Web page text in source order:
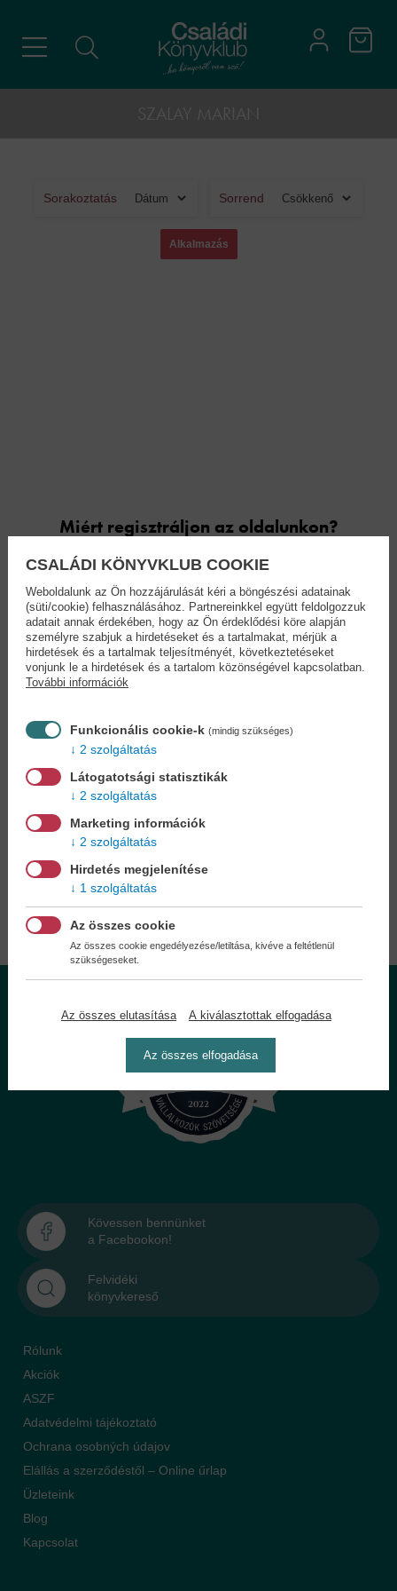
Sorakoztatás Sorrend
Miért regisztráljon az oldalunkon?
Könyvet keres?Nem találja? Bízza ránk kedvenc
könyve beszerzését!Könyvkereső-szolgálat
Otthonában, kényelmesen választhat, vásárolhat
könyvet - tumultus nélkül!
bónuszok- tegye próbára a Könyvklub szolgáltatását
Ön is!
A legelőnyösebb postaköltséggel
Önnek semmiféle kötelezettsége a Családi
Könyvklubbal szemben NINCS -
Kövessen bennünket
a Facebookon!
Felvidéki
könyvkereső
Rólunk
Akciók
ASZF
Adatvédelmi tájékoztató
Ochrana osobných údajov
Elállás a szerződéstől – Online űrlap
Üzleteink
Blog
Kapcsolat
CSALÁDI KÖNYVKLUB COOKIE
Weboldalunk az Ön hozzájárulását kéri a böngészési adatainak
(süti/cookie) felhasználásához. Partnereinkkel együtt feldolgozzuk
adatait annak érdekében, hogy az Ön érdeklődési köre alapján
személyre szabjuk a hirdetéseket és a tartalmakat, mérjük a
hirdetések és a tartalmak teljesítményét, következtetéseket
vonjunk le a hirdetések és a tartalom közönségével kapcsolatban.
További információk
Funkcionális cookie-k (mindig szükséges)
2 szolgáltatás
Látogatotsági statisztikák
2 szolgáltatás
Marketing információk
2 szolgáltatás
Hirdetés megjelenítése
1 szolgáltatás
Az összes cookie
Az összes cookie engedélyezése/letiltása, kivéve a feltétlenül
szükségeseket.
Az összes elutasítása A kiválasztottak elfogadása
Az összes elfogadása